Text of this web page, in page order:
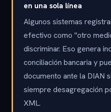
en una sola línea
Algunos sistemas
efectivo como "otro
discriminar. Eso genera
conciliación bancaria y
documento ante la DIAN
siempre desagregación
XML.